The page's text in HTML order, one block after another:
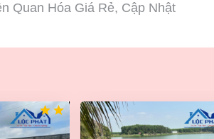
Quan Hóa Giá Rẻ, Cập Nhật